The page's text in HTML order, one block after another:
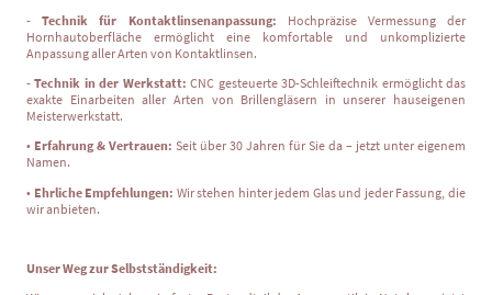
- Technik für Kontaktlinsenanpassung: Hochpräzise Vermessung der
Hornhautoberfläche ermöglicht eine komfortable und unkomplizierte
Anpassung aller Arten von Kontaktlinsen.
- Technik in der Werkstatt: CNC gesteuerte 3D-Schleiftechnik ermöglicht das
exakte Einarbeiten aller Arten von Brillengläsern in unserer hauseigenen
Meisterwerkstatt.
• Erfahrung & Vertrauen: Seit über 30 Jahren für Sie da – jetzt unter eigenem
Namen.
• Ehrliche Empfehlungen: Wir stehen hinter jedem Glas und jeder Fassung, die
wir anbieten.
Unser Weg zur Selbstständigkeit: